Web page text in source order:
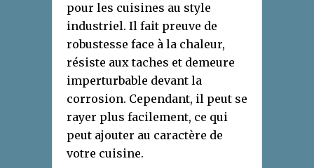
pour les cuisines au style
industriel. Il fait preuve de
robustesse face à la chaleur,
résiste aux taches et demeure
imperturbable devant la
corrosion. Cependant, il peut se
rayer plus facilement, ce qui
peut ajouter au caractère de
votre cuisine.